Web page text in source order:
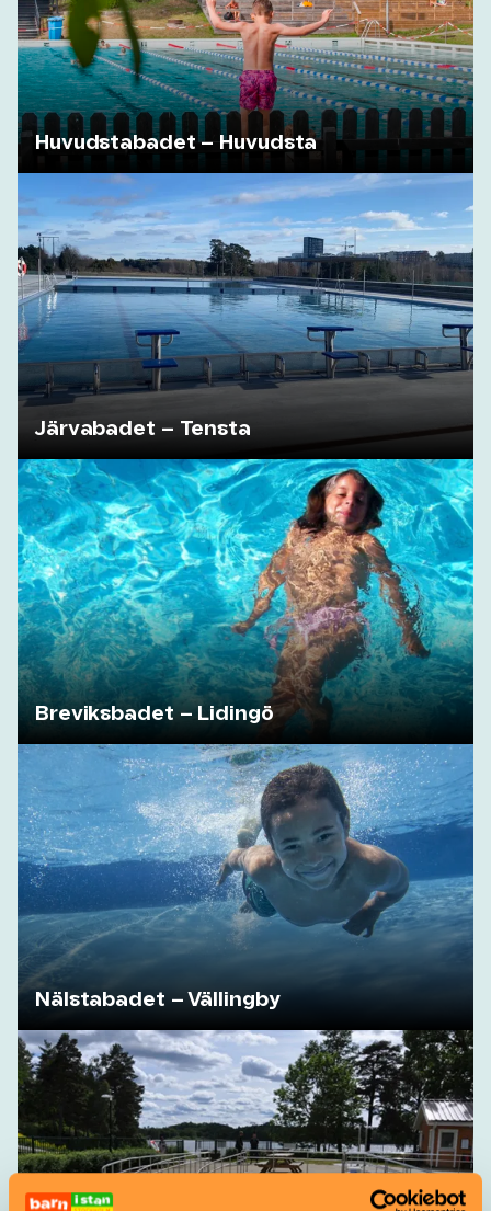
Huvudstabadet – Huvudsta
Järvabadet – Tensta
Breviksbadet – Lidingö
Nälstabadet – Vällingby